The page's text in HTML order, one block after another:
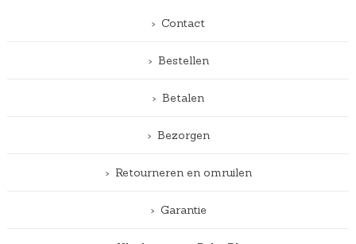
Contact
Bestellen
Betalen
Bezorgen
Retourneren en omruilen
Garantie